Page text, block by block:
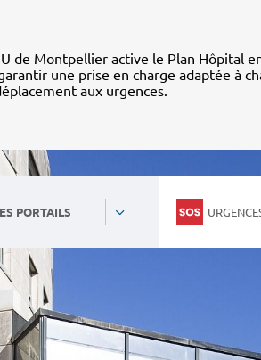
de Montpellier active le Plan Hôpital
une prise en charge adaptée à
aux urgences.
PORTAILS